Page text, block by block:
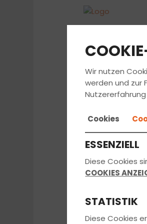
Wir nutzen
werden und zur
Cookies
ESSENZIELL
Diese Cookies
COOKIES
STATISTIK
Diese Cookies